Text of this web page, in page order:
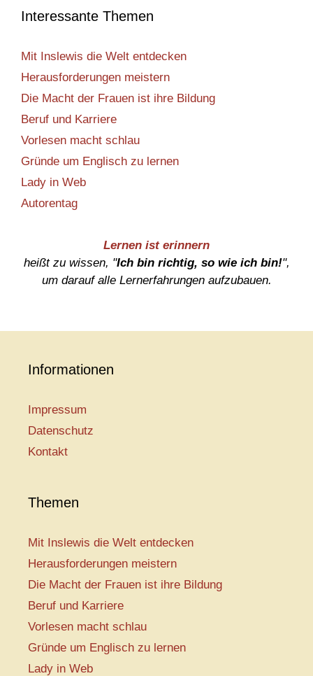
Interessante Themen
Mit Inslewis die Welt entdecken
Herausforderungen meistern
Die Macht der Frauen ist ihre Bildung
Beruf und Karriere
Vorlesen macht schlau
Gründe um Englisch zu lernen
Lady in Web
Autorentag
Lernen ist erinnern
heißt zu wissen, "Ich bin richtig, so wie ich bin!",
um darauf alle Lernerfahrungen aufzubauen.
Informationen
Impressum
Datenschutz
Kontakt
Themen
Mit Inslewis die Welt entdecken
Herausforderungen meistern
Die Macht der Frauen ist ihre Bildung
Beruf und Karriere
Vorlesen macht schlau
Gründe um Englisch zu lernen
Lady in Web